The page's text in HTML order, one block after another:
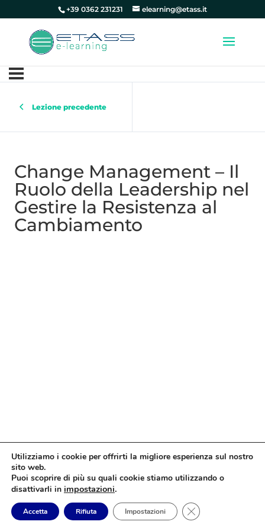
+39 0362 231231 elearning@etass.it
Lezione precedente
Change Management – Il
Ruolo della Leadership nel
Gestire la Resistenza al
Cambiamento
Utilizziamo i cookie per offrirti la migliore esperienza sul nostro
sito web.
Puoi scoprire di più su quali cookie stiamo utilizzando o
disattivarli in impostazioni.
Accetta Rifiuta Impostazioni Close GDPR